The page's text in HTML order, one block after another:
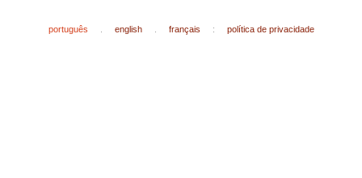
português english français : política de privacidade